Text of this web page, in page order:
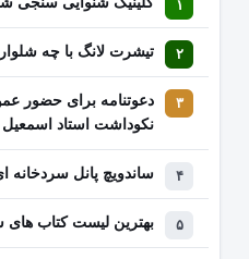
تیشرت لانگ با چه
دعوتنامه برای حضور
نکوداشت استاد اسمعیل
ساندویچ پانل
بهترین لیست کتاب‌